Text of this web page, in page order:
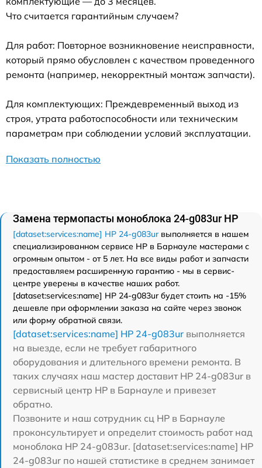
Что считается гарантийным случаем?
Для работ: Повторное возникновение неисправности,
который прямо обусловлен с качеством проведенного
ремонта (например, некорректный монтаж запчасти).
Для комплектующих: Преждевременный выход из
строя, утрата работоспособности или техническим
параметрам при соблюдении условий эксплуатации.
Показать полностью
Замена термопасты моноблока 24-g083ur HP
[dataset:services:name] HP 24-g083urвыполняется в нашем
специализированном сервисе HP в Барнауле мастерами с
огромным опытом - от 5 лет. На все виды работ и запчасти
предоставляем расширенную гарантию - мы в сервис-
центре уверены в качестве наших работ.
[dataset:services:name] HP 24-g083ur будет стоить на -15%
дешевле при оформлении заказа на сайте через звонок
или форму обратной связи.
[dataset:services:name] HP 24-g083ur выполняется
на выезде, если не требует габаритного
оборудования и длительного времени ремонта. В
таких случаях наш мастер доставит HP 24-g083ur в
сервисный центр HP в Барнауле и привезет
обратно.
Позвоните и наш сотрудник сц HP в Барнауле
проконсультирует и определит стоимость работ над
моноблока HP 24-g083ur. [dataset:services:name] HP
24-g083ur по нашей статистике в среднем занимает